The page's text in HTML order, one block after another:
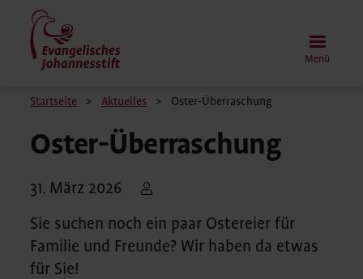
Direkt
Inhalt
Menü
Pfadnavigation
Startseite Aktuelles Oster-Überraschung
Oster-Überraschung
31. März 2026
Sie suchen noch ein paar Ostereier für
Familie und Freunde? Wir haben da etwas
für Sie!